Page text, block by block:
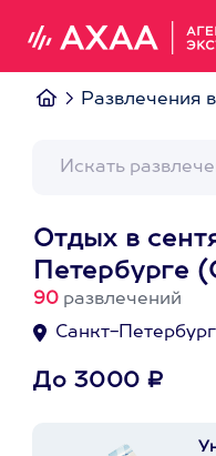
Развлечения
Отдых в
Петербурге
90 развлечений
Санкт-Петербург
До 3000 ₽